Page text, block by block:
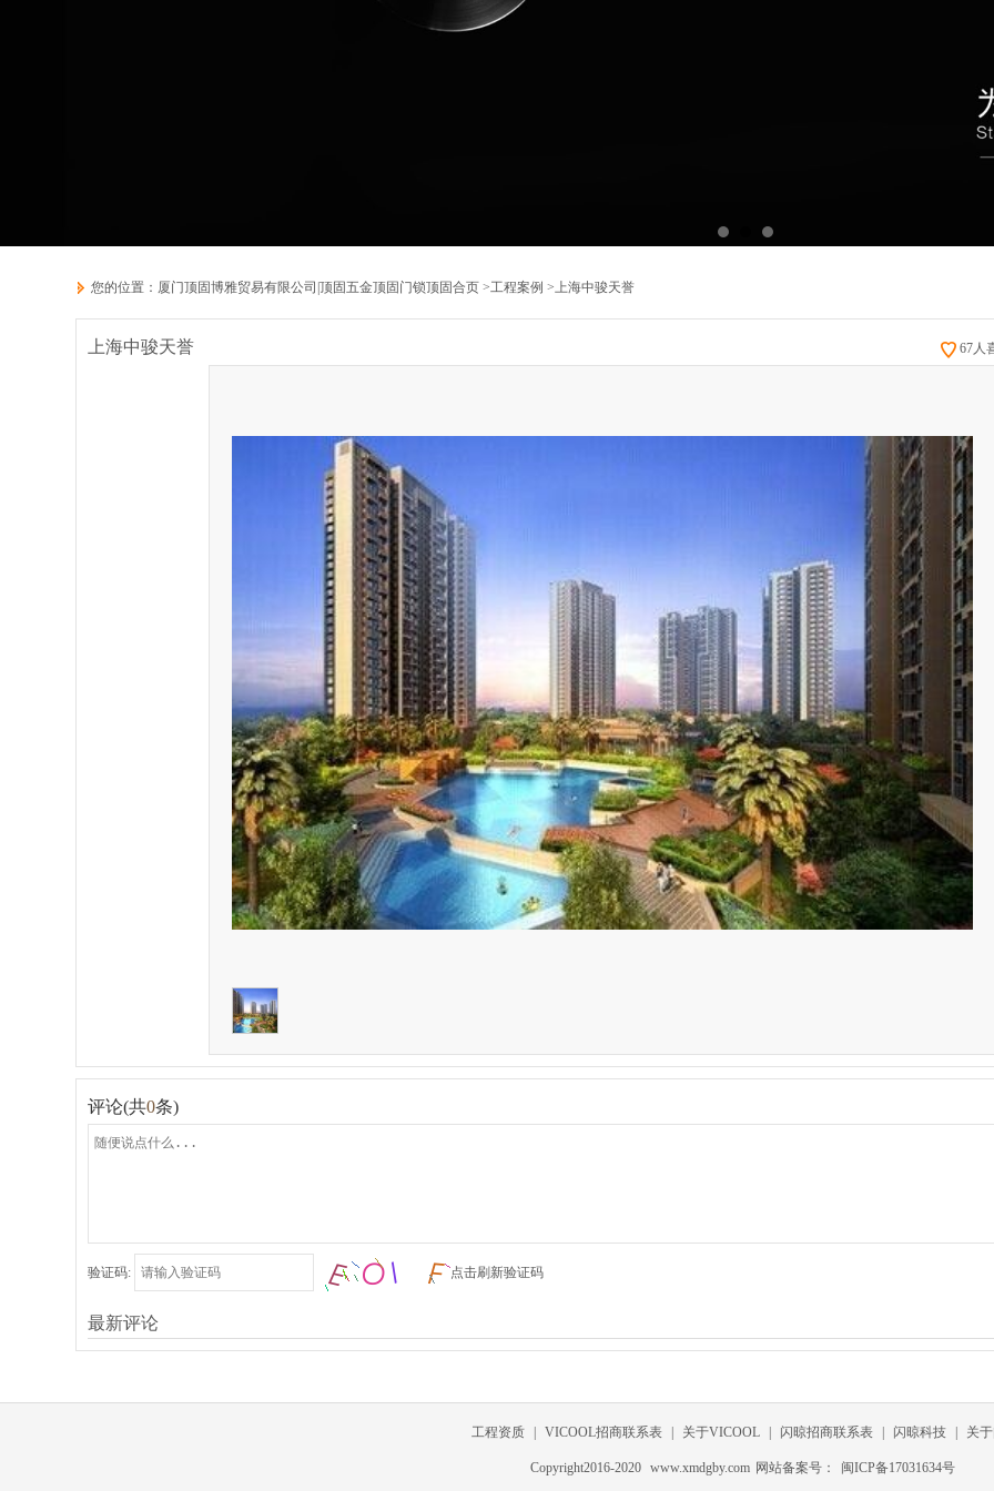
您的位置： 厦门顶固博雅贸易有限公司|顶固五金顶固门锁顶固合页>工程案例 >上海中骏天誉
上海中骏天誉 67人
评论(共0条)
验证码: 点击刷新验证码
最新评论
工程资质 VICOOL招商联系表 关于VICOOL 闪晾招商联系表 闪晾科技 关
Copyright2016-2020 www.xmdgby.com 网站备案号： 闽ICP备17031634号